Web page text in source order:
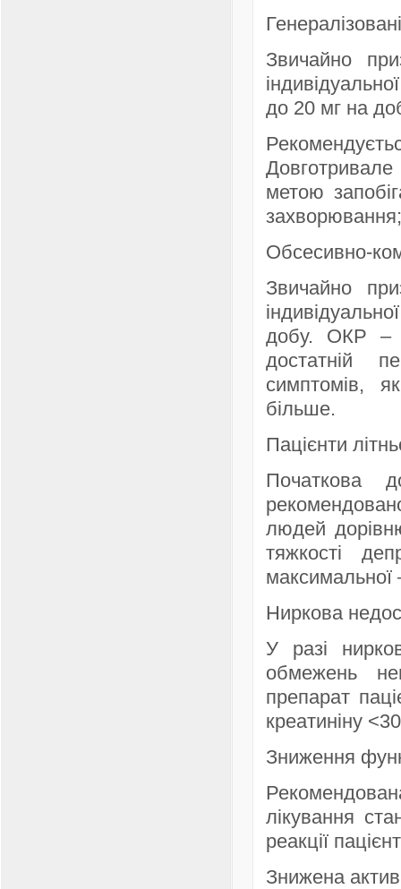
Звичайно
до 20 мг на
метою
Обсесивно-
Звичайно
добу. ОКР –
достатній
симптомів,
більше.
Пацієнти
Початкова
людей
тяжкості
максимальної
Ниркова
У разі
обмежень
препарат
креатиніну
Зниження
лікування
реакції
Знижена